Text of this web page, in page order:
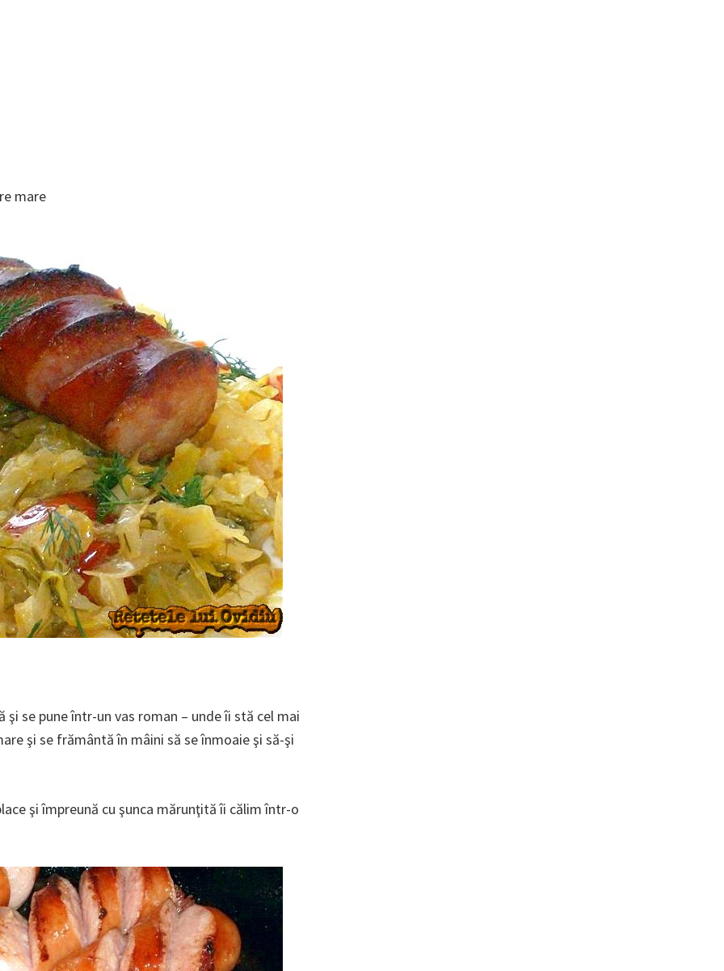
mare
se pune într-un vas roman – unde îi stă cel mai
şi se frământă în mâini să se înmoaie şi să-şi
şi împreună cu şunca mărunţită îi călim într-o